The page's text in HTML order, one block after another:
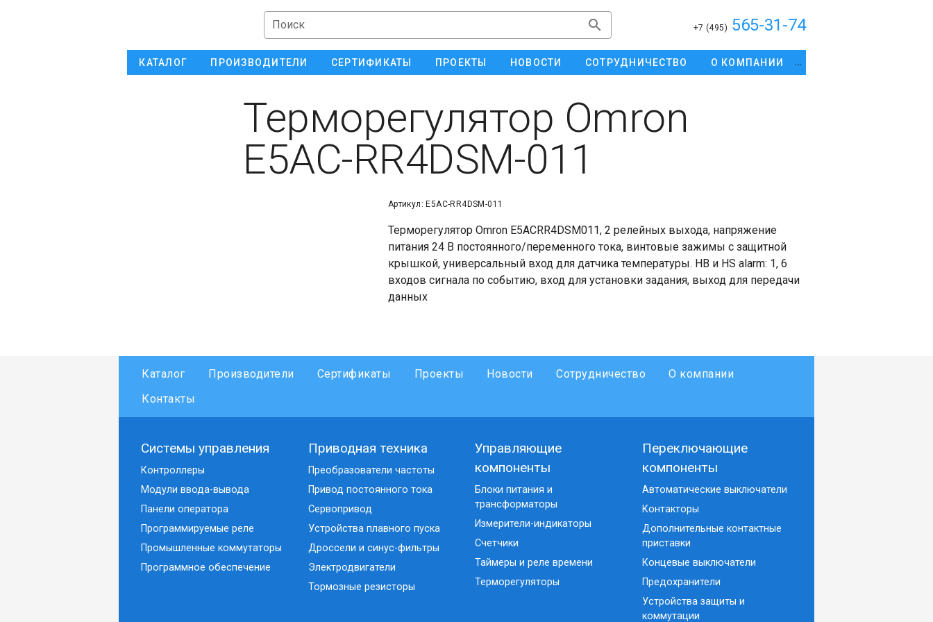
Поиск +7 (495) 565-31-74
КАТАЛОГ ПРОИЗВОДИТЕЛИ СЕРТИФИКАТЫ ПРОЕКТЫ НОВОСТИ СОТРУДНИЧЕСТВО О КОМПАНИИ
Терморегулятор Omron
E5AC-RR4DSM-011
Артикул: E5AC-RR4DSM-011
Терморегулятор Omron E5ACRR4DSM011, 2 релейных выхода, напряжение
питания 24 В постоянного/переменного тока, винтовые зажимы с защитной
крышкой, универсальный вход для датчика температуры. HB и HS alarm: 1, 6
входов сигнала по событию, вход для установки задания, выход для передачи
данных
Каталог Производители Сертификаты Проекты Новости Сотрудничество
О компании
Контакты
Системы управления
Контроллеры
Модули ввода-вывода
Панели оператора
Программируемые реле
Промышленные коммутаторы
Программное обеспечение
Приводная техника
Преобразователи частоты
Привод постоянного тока
Сервопривод
Устройства плавного пуска
Дроссели и синус-фильтры
Электродвигатели
Тормозные резисторы
Управляющие
компоненты
Блоки питания и
трансформаторы
Измерители-индикаторы
Счетчики
Таймеры и реле времени
Терморегуляторы
Переключающие
компоненты
Автоматические выключатели
Контакторы
Дополнительные контактные
приставки
Концевые выключатели
Предохранители
Устройства защиты и
коммутации